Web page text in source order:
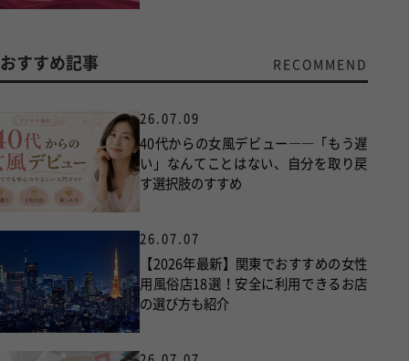
おすすめ記事 RECOMMEND
26.07.09
40代からの女風デビュー――「もう遅
い」なんてことはない、自分を取り戻
す選択肢のすすめ
26.07.07
【2026年最新】関東でおすすめの女性
用風俗店18選！安全に利用できるお店
の選び方も紹介